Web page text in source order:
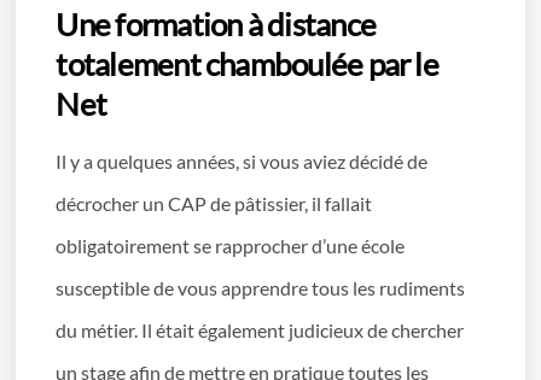
Une formation à distance
totalement chamboulée par le
Net
Il y a quelques années, si vous aviez décidé de
décrocher un CAP de pâtissier, il fallait
obligatoirement se rapprocher d’une école
susceptible de vous apprendre tous les rudiments
du métier. Il était également judicieux de chercher
un stage afin de mettre en pratique toutes les